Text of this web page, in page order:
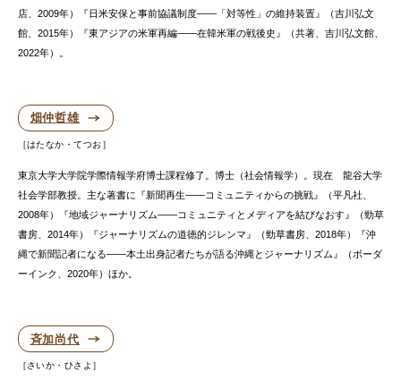
店、2009年）『日米安保と事前協議制度――「対等性」の維持装置』（吉川弘文
館、2015年）『東アジアの米軍再編――在韓米軍の戦後史』（共著、吉川弘文館、
2022年）。
畑仲哲雄
はたなか・てつお
東京大学大学院学際情報学府博士課程修了。博士（社会情報学）。現在 龍谷大学
社会学部教授。主な著書に『新聞再生――コミュニティからの挑戦』（平凡社、
2008年）『地域ジャーナリズム――コミュニティとメディアを結びなおす』（勁草
書房、2014年）『ジャーナリズムの道徳的ジレンマ』（勁草書房、2018年）『沖
縄で新聞記者になる――本土出身記者たちが語る沖縄とジャーナリズム』（ボーダ
ーインク、2020年）ほか。
斉加尚代
さいか・ひさよ